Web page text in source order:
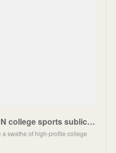
DAZN agree major ESPN college sports sublicense for Europe, MENA - Sportcal
swathe of high-profile college